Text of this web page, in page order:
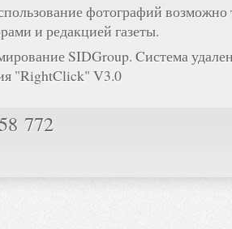
фотографий возможно
и редакцией газеты.
SIDGroup. Cистема
"RightClick" V3.0
772